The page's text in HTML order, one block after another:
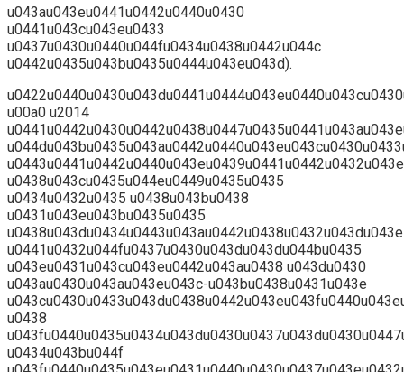
u043au043eu0441u0442u0440u0430
u0441u043cu043eu0433
u0437u0430u0440u044fu0434u0438u0442u044c
u0442u0435u043bu0435u0444u043eu043d).
u00a0 u2014
u0438u043cu0435u044eu0449u0435u0435
u0434u0432u0435 u0438u043bu0438
u0431u043eu043bu0435u0435
u0438u043du0434u0443u043au0442u0438u0432u043du043e
u0441u0432u044fu0437u0430u043du043du044bu0435
u043eu0431u043cu043eu0442u043au0438 u043du0430
u043au0430u043au043eu043c-u043bu0438u0431u043e
u0438
u0434u043bu044f